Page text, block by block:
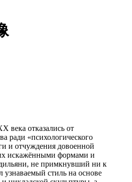
века отказались от
ради «психологического
и отчуждения довоенной
искажёнными формами и
не примкнувший ни к
узнаваемый стиль на основе